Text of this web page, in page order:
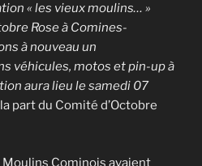
« les vieux moulins… »
Rose à Comines-
à nouveau un
véhicules, motos et pin-up à
aura lieu le samedi 07
la part du Comité d’Octobre
Cominois avaient